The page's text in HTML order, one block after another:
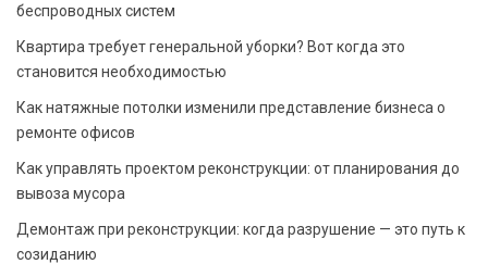
беспроводных систем
Квартира требует генеральной уборки? Вот когда это
становится необходимостью
Как натяжные потолки изменили представление бизнеса о
ремонте офисов
Как управлять проектом реконструкции: от планирования до
вывоза мусора
Демонтаж при реконструкции: когда разрушение — это путь к
созиданию